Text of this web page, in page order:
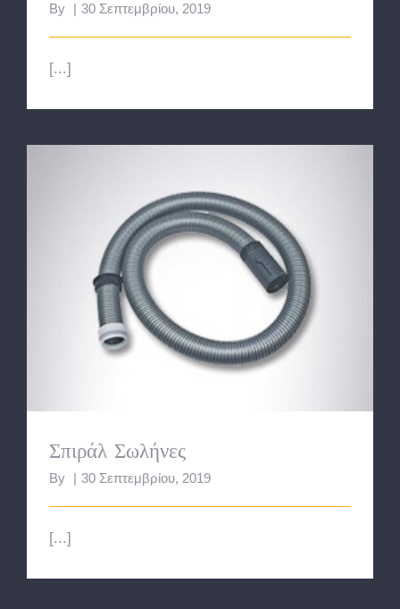
By 30 Σεπτεμβρίου, 2019
[...]
Σπιράλ Σωλήνες
Σπιράλ Σωλήνες
By 30 Σεπτεμβρίου, 2019
[...]